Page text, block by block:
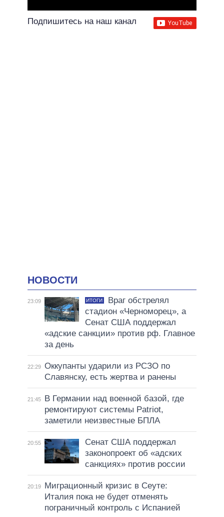
Подпишитесь на наш канал
НОВОСТИ
23:09 ИТОГИ
Враг обстрелял
стадион «Черноморец», а
Сенат США поддержал
«адские санкции» против рф. Главное
за день
22:29 Оккупанты ударили из РСЗО по
Славянску, есть жертва и ранены
21:45
В Германии над военной базой, где
ремонтируют системы Patriot,
заметили неизвестные БПЛА
20:55
Сенат США поддержал
законопроект об «адских
санкциях» против россии
20:19
Миграционный кризис в Сеуте:
Италия пока не будет отменять
пограничный контроль с Испанией